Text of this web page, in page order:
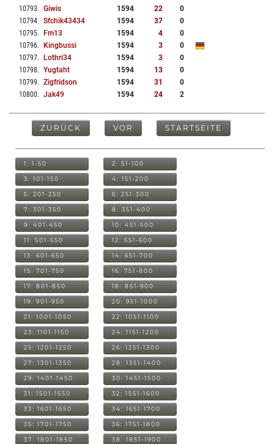
10793. Giwis 1594 22
0
10794. Sfchik43434 1594 37
0
10795. Fm13 1594 4
0
10796. Kingbussi 1594 3
0
10797. Lothri34 1594 3
0
10798. Yugtaht 1594 13
0
10799. Zigfridson 1594 31
0
10800. Jak49 1594 24 2
ZURÜCK VOR STARTSEITE
1: 1-50 2: 51-100
3: 101-150 4: 151-200
5: 201-250 6: 251-300
7: 301-350 8: 351-400
9: 401-450 10: 451-500
11: 501-550 12: 551-600
13: 601-650 14: 651-700
15: 701-750 16: 751-800
17: 801-850 18: 851-900
19: 901-950 20: 951-1000
21: 1001-1050 22: 1051-1100
23: 1101-1150 24: 1151-1200
25: 1201-1250 26: 1251-1300
27: 1301-1350 28: 1351-1400
29: 1401-1450 30: 1451-1500
31: 1501-1550 32: 1551-1600
33: 1601-1650 34: 1651-1700
35: 1701-1750 36: 1751-1800
37: 1801-1850 38: 1851-1900